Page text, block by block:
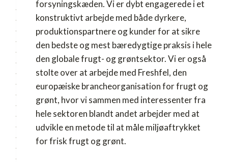
forsyningskæden. Vi er dybt engagerede i et
konstruktivt arbejde med både dyrkere,
produktionspartnere og kunder for at sikre
den bedste og mest bæredygtige praksis i hele
den globale frugt- og grøntsektor. Vi er også
stolte over at arbejde med Freshfel, den
europæiske brancheorganisation for frugt og
grønt, hvor vi sammen med interessenter fra
hele sektoren blandt andet arbejder med at
udvikle en metode til at måle miljøaftrykket
for frisk frugt og grønt.